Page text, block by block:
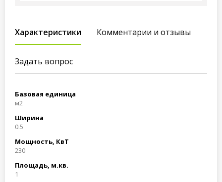
Характеристики Комментарии и отзывы
Задать вопрос
Базовая единица
м2
Ширина
0.5
Мощность, КвТ
230
Площадь, м.кв.
1